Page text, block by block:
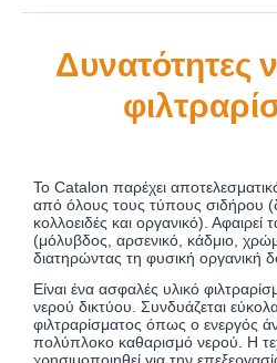
Δυνατότητες
Το Catalon παρέχει
από όλους τους τύπους σιδήρου
κολλοειδές και οργανικό). Αφαιρεί
(μόλυβδος, αρσενικό, κάδμιο,
διατηρώντας τη φυσική οργανική
Είναι ένα ασφαλές υλικό
νερού δικτύου. Συνδυάζεται
φιλτραρίσματος όπως ο ενεργός
πολύπλοκο καθαρισμό νερού. Η